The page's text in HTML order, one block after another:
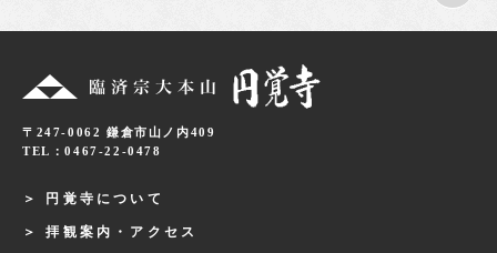
〒247-0062 鎌倉市山ノ内409
TEL：0467-22-0478
円覚寺について
拝観案内・アクセス